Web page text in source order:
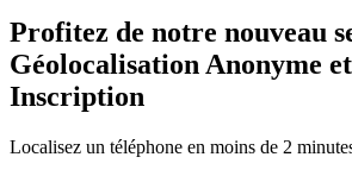
Profitez de notre nouveau
Géolocalisation Anonyme
Inscription
Localisez un téléphone en moins de 2